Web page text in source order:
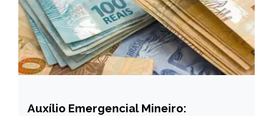
MINAS
Auxílio Emergencial Mineiro: